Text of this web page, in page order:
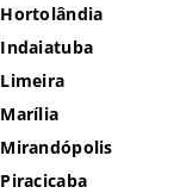
Hortolândia
Indaiatuba
Limeira
Marília
Mirandópolis
Piracicaba